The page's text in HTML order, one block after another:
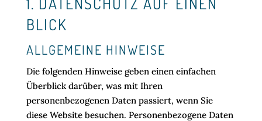
BLICK
ALLGEMEINE HINWEISE
Die folgenden Hinweise geben einen einfachen
Überblick darüber, was mit Ihren
personenbezogenen Daten passiert, wenn Sie
diese Website besuchen. Personenbezogene Daten